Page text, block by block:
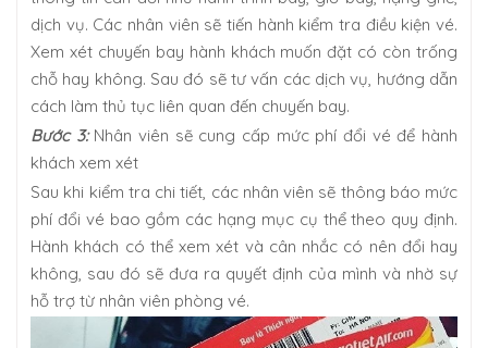
dịch vụ. Các nhân viên sẽ tiến hành kiểm tra điều kiện vé.
Xem xét chuyến bay hành khách muốn đặt có còn trống
chỗ hay không. Sau đó sẽ tư vấn các dịch vụ, hướng dẫn
cách làm thủ tục liên quan đến chuyến bay.
Bước 3:Nhân viên sẽ cung cấp mức phí đổi vé để hành
khách xem xét
Sau khi kiểm tra chi tiết, các nhân viên sẽ thông báo mức
phí đổi vé bao gồm các hạng mục cụ thể theo quy định.
Hành khách có thể xem xét và cân nhắc có nên đổi hay
không, sau đó sẽ đưa ra quyết định của mình và nhờ sự
hỗ trợ từ nhân viên phòng vé.